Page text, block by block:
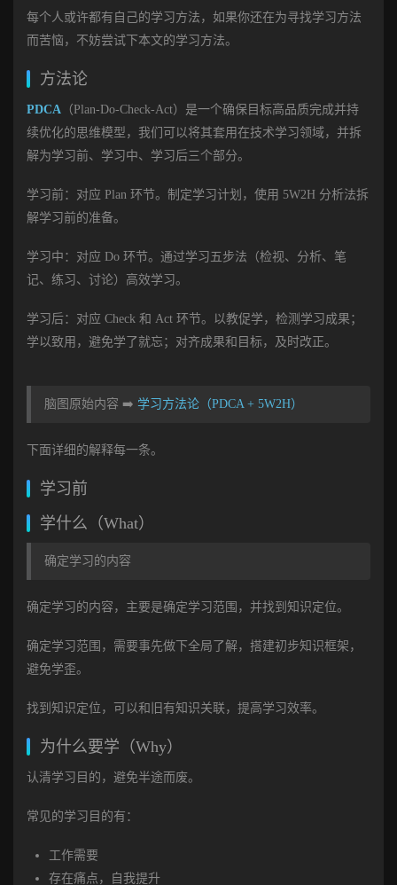
每个人或许都有自己的学习方法，如果你还在为寻找学习方法
而苦恼，不妨尝试下本文的学习方法。
方法论
PDCA （Plan-Do-Check-Act）是一个确保目标高品质完成并持
续优化的思维模型，我们可以将其套用在技术学习领域，并拆
解为学习前、学习中、学习后三个部分。
学习前：对应 Plan 环节。制定学习计划，使用 5W2H 分析法拆
解学习前的准备。
学习中：对应 Do 环节。通过学习五步法（检视、分析、笔
记、练习、讨论）高效学习。
学习后：对应 Check 和 Act 环节。以教促学，检测学习成果；
学以致用，避免学了就忘；对齐成果和目标，及时改正。
脑图原始内容 ➡️ 学习方法论（PDCA + 5W2H）
下面详细的解释每一条。
学习前
学什么（What）
确定学习的内容
确定学习的内容，主要是确定学习范围，并找到知识定位。
确定学习范围，需要事先做下全局了解，搭建初步知识框架，
避免学歪。
找到知识定位，可以和旧有知识关联，提高学习效率。
为什么要学（Why）
认清学习目的，避免半途而废。
常见的学习目的有：
工作需要
存在痛点，自我提升